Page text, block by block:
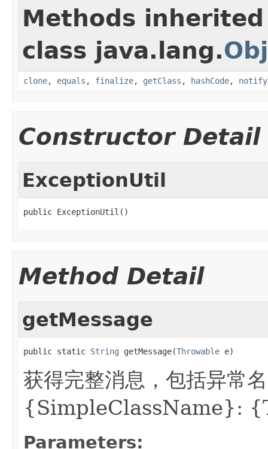
Methods
class java.lang.
clone, equals , finalize, getClass , hashCode, notify
Constructor Detail
ExceptionUtil
public ExceptionUtil()
Method Detail
getMessage
public static String getMessage(Throwable e)
获得完整消息，包括异常
{SimpleClassName}:
Parameters: